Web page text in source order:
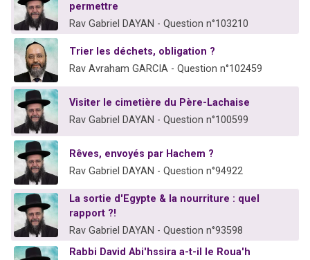
permettre
Rav Gabriel DAYAN - Question n°103210
Trier les déchets, obligation ?
Rav Avraham GARCIA - Question n°102459
Visiter le cimetière du Père-Lachaise
Rav Gabriel DAYAN - Question n°100599
Rêves, envoyés par Hachem ?
Rav Gabriel DAYAN - Question n°94922
La sortie d'Egypte & la nourriture : quel
rapport ?!
Rav Gabriel DAYAN - Question n°93598
Rabbi David Abi'hssira a-t-il le Roua'h